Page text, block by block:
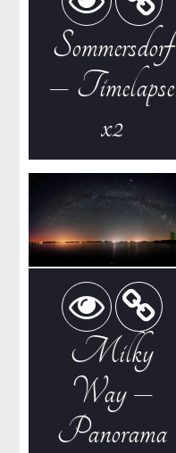
Sommersdorf
– Timelapse
x2
Milky
Way –
Panorama